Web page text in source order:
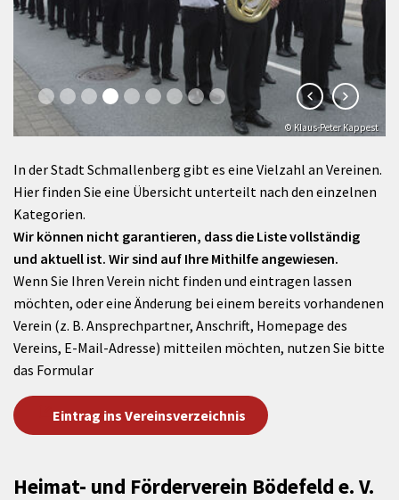
© Klaus-Peter Kappest
© Freundeskreis der Borromäerinnen Kloster Grafschaft e.V.
In der Stadt Schmallenberg gibt es eine Vielzahl an Vereinen.
Hier finden Sie eine Übersicht unterteilt nach den einzelnen
Kategorien.
Wir können nicht garantieren, dass die Liste vollständig
und aktuell ist. Wir sind auf Ihre Mithilfe angewiesen.
Wenn Sie Ihren Verein nicht finden und eintragen lassen
möchten, oder eine Änderung bei einem bereits vorhandenen
Verein (z. B. Ansprechpartner, Anschrift, Homepage des
Vereins, E-Mail-Adresse) mitteilen möchten, nutzen Sie bitte
das Formular
Eintrag ins Vereinsverzeichnis
Heimat- und Förderverein Bödefeld e. V.